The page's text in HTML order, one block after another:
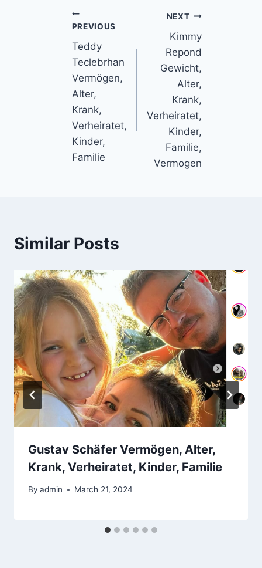
Post
navigation
PREVIOUS
Teddy
Teclebrhan
Vermögen,
Alter,
Krank,
Verheiratet,
Kinder,
Familie
NEXT
Kimmy
Repond
Gewicht,
Alter,
Krank,
Verheiratet,
Kinder,
Familie,
Vermogen
Similar Posts
Gustav Schäfer Vermögen, Alter,
Krank, Verheiratet, Kinder, Familie
By admin March 21, 2024